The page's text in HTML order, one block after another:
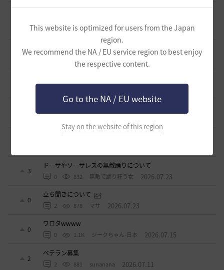
This website is optimized for users from the Japan
region.
We recommend the NA / EU service region to best enjoy
the respective content.
Go to the NA / EU website
Stay on the website of this region
【ギルド名声】2026ハイデル宴会スクショ【どうなる？】
0 866 セルベリア 2026.07.27
1
「怪しい袋」
1K 2026.07.24
ベテラン＆ルーキー クーポン配布
3
ドーサやソーサレスの無敵踊りについて
0 832 無敵で踊り狂う女 2026.07.23
0
立ち聞きについて
2 878 マサ 2026.07.23
0
ワロタwwww
0 1.1K ジークちゃん-日本 2026.07.15
2
ベテラン募集
2 881 sunanana 2026.07.11